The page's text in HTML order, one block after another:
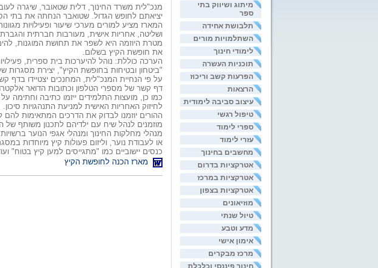
מיתוג ושיווק בתי
ספר
תלבושת אחידה
השתלמויות מורים
לימודי חינוך
תוכניות העשרה
הפרעות קשב וריכוז
הרצאות
עיצוב סביבה לימודית
טיפול רגשי
ספרי לימוד
עזרי לימוד
מחשבים בחינוך
אטרקציות בדרום
אטרקציות במרכז
אטרקציות בצפון
מוזיאונים
טיול שנתי
מדע וטבע
אימון אישי
מרכז מבקרים
חינוך פיננסי וכלכלת
מנכ"לית משרד החינוך, דלית שטאובר, שיגרה
יציאתם לחופש הגדול. שטואבר הנחתה את בתי הספר
המארז מציע למורים מערכי שיעור ופעילויות
ושליטה, אחריות אישית, מעורבות חברתית
מטרת היוזמה היא לשפר את תחושת המוגנות,
את חופשת הקיץ בשלום.
הערכה כוללת: נוהל להיערכות בית ספרית,
"ביטחון ובטיחות בחופשת הקיץ", יצירת
על פי הנחיית המנכ"לית, המחנכים יצטיידו
דף קשר של מספרי הטלפון וכתובות הדואר
כמו כן, מועצות התלמידים ייזמו כתיבה וחתימה
לחיזוק האחריות האישית למניעת התנהגויות סיכון.
ההורים יוזמנו לבדוק את הדרכים המתאימות
מוזמנים לנהל שיח עם ילדיהם לתכנון משותף
מנהלי מחלקות החינוך ומנהלי אגפי הנוער
או לעבודת נוער, וליזום פעולות קיץ מיוחדות
כנסים יישוביים כמו "מתגייסים למען קיץ בטוח"
מארז הכנה לחופשת הקיץ